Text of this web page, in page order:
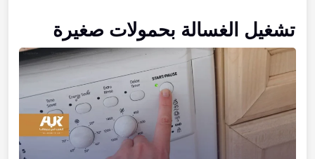
تشغيل الغسالة بحمولات صغيرة